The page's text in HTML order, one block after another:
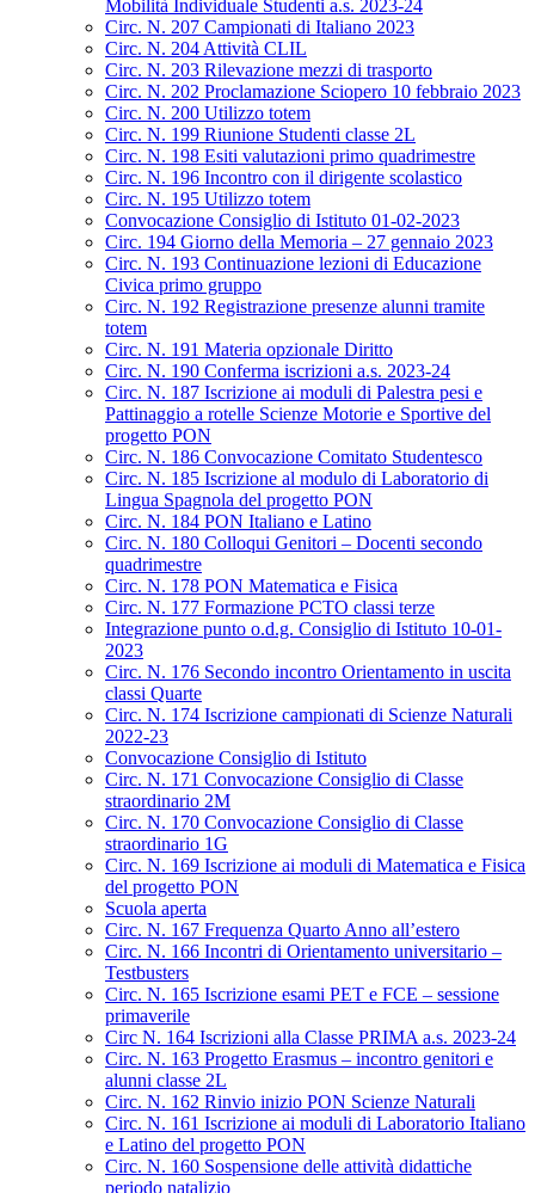
Mobilità Individuale Studenti a.s. 2023-24
Circ. N. 207 Campionati di Italiano 2023
Circ. N. 204 Attività CLIL
Circ. N. 203 Rilevazione mezzi di trasporto
Circ. N. 202 Proclamazione Sciopero 10 febbraio 2023
Circ. N. 200 Utilizzo totem
Circ. N. 199 Riunione Studenti classe 2L
Circ. N. 198 Esiti valutazioni primo quadrimestre
Circ. N. 196 Incontro con il dirigente scolastico
Circ. N. 195 Utilizzo totem
Convocazione Consiglio di Istituto 01-02-2023
Circ. 194 Giorno della Memoria – 27 gennaio 2023
Circ. N. 193 Continuazione lezioni di Educazione
Civica primo gruppo
Circ. N. 192 Registrazione presenze alunni tramite
totem
Circ. N. 191 Materia opzionale Diritto
Circ. N. 190 Conferma iscrizioni a.s. 2023-24
Circ. N. 187 Iscrizione ai moduli di Palestra pesi e
Pattinaggio a rotelle Scienze Motorie e Sportive del
progetto PON
Circ. N. 186 Convocazione Comitato Studentesco
Circ. N. 185 Iscrizione al modulo di Laboratorio di
Lingua Spagnola del progetto PON
Circ. N. 184 PON Italiano e Latino
Circ. N. 180 Colloqui Genitori – Docenti secondo
quadrimestre
Circ. N. 178 PON Matematica e Fisica
Circ. N. 177 Formazione PCTO classi terze
Integrazione punto o.d.g. Consiglio di Istituto 10-01-
2023
Circ. N. 176 Secondo incontro Orientamento in uscita
classi Quarte
Circ. N. 174 Iscrizione campionati di Scienze Naturali
2022-23
Convocazione Consiglio di Istituto
Circ. N. 171 Convocazione Consiglio di Classe
straordinario 2M
Circ. N. 170 Convocazione Consiglio di Classe
straordinario 1G
Circ. N. 169 Iscrizione ai moduli di Matematica e Fisica
del progetto PON
Scuola aperta
Circ. N. 167 Frequenza Quarto Anno all’estero
Circ. N. 166 Incontri di Orientamento universitario –
Testbusters
Circ. N. 165 Iscrizione esami PET e FCE – sessione
primaverile
Circ N. 164 Iscrizioni alla Classe PRIMA a.s. 2023-24
Circ. N. 163 Progetto Erasmus – incontro genitori e
alunni classe 2L
Circ. N. 162 Rinvio inizio PON Scienze Naturali
Circ. N. 161 Iscrizione ai moduli di Laboratorio Italiano
e Latino del progetto PON
Circ. N. 160 Sospensione delle attività didattiche
periodo natalizio